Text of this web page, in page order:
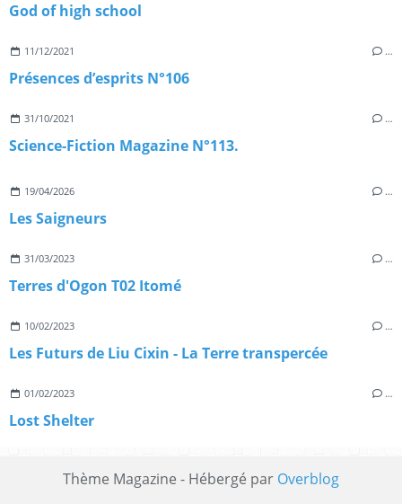
God of high school
11/12/2021 …
Présences d’esprits N°106
31/10/2021 …
Science-Fiction Magazine N°113.
19/04/2026 …
Les Saigneurs
31/03/2023 …
Terres d'Ogon T02 Itomé
10/02/2023 …
Les Futurs de Liu Cixin - La Terre transpercée
01/02/2023 …
Lost Shelter
Thème Magazine - Hébergé par Overblog